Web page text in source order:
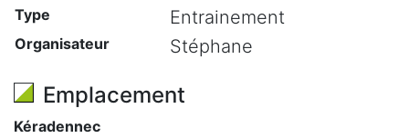
Type Entrainement
Organisateur Stéphane
Emplacement
Kéradennec